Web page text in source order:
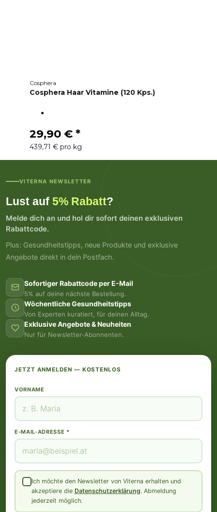
Cosphera
Cosphera Haar Vitamine (120 Kps.)
29,90 € *
439,71 € pro kg
VITERNA NEWSLETTER
Lust auf 5% Rabatt?
Melde dich an und hol dir sofort deinen exklusiven
Rabattcode.
Plus: Gesundheitstipps, neue Produkte und exklusive
Angebote direkt in dein Postfach.
Sofortiger Rabattcode per E-Mail
5% auf deine nächste Bestellung.
Wöchentliche Gesundheitstipps
Von Experten kuratiert, für deinen Alltag.
Exklusive Angebote & Neuheiten
Nur für Newsletter-Abonnenten.
JETZT ANMELDEN — KOSTENLOS
VORNAME
E-MAIL-ADRESSE *
Ich möchte den Newsletter von Viterna erhalten und
akzeptiere die Datenschutzerklärung. Abmeldung
jederzeit möglich.